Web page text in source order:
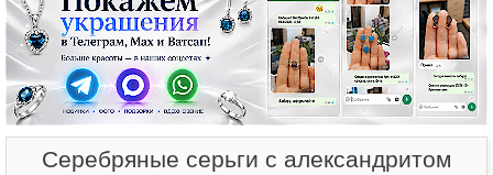
Серебряные серьги с александритом